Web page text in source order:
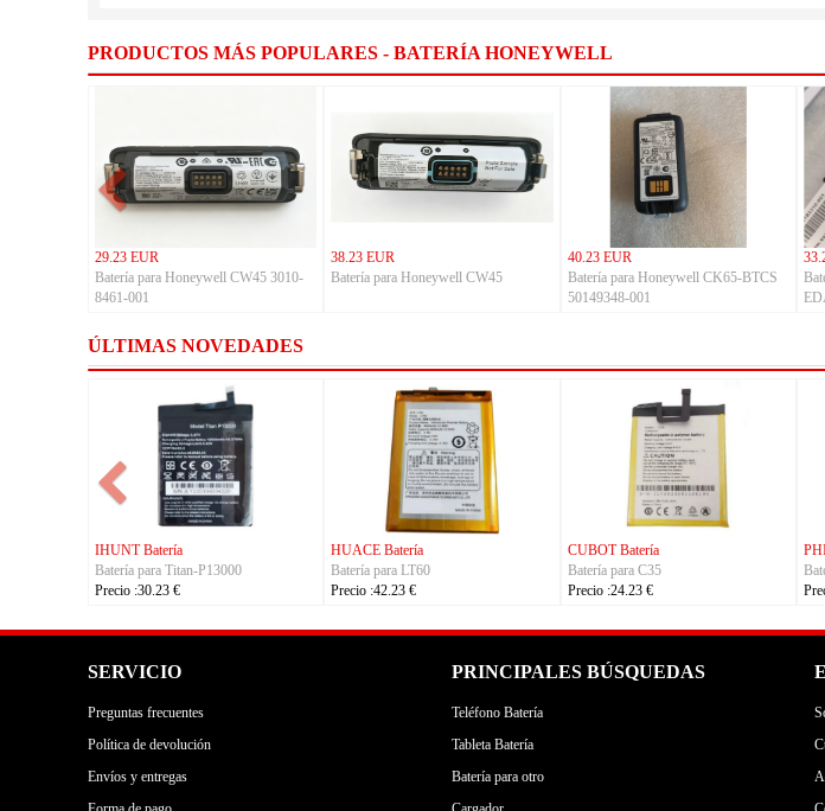
PRODUCTOS MÁS POPULARES - BATERÍA HONEYWELL
29.23 EUR
Batería para Honeywell CW45 3010-
8461-001
38.23 EUR
Batería para Honeywell CW45
40.23 EUR
Batería para Honeywell CK65-BTCS
50149348-001
ÚLTIMAS NOVEDADES
Batería para RA54310-0102
Batería para RA54310-0101
Batería para RA07503-
SERVICIO
Preguntas frecuentes
Política de devolución
Envíos y entregas
PRINCIPALES BÚSQUEDAS
Teléfono Batería
Tableta Batería
Batería para otro